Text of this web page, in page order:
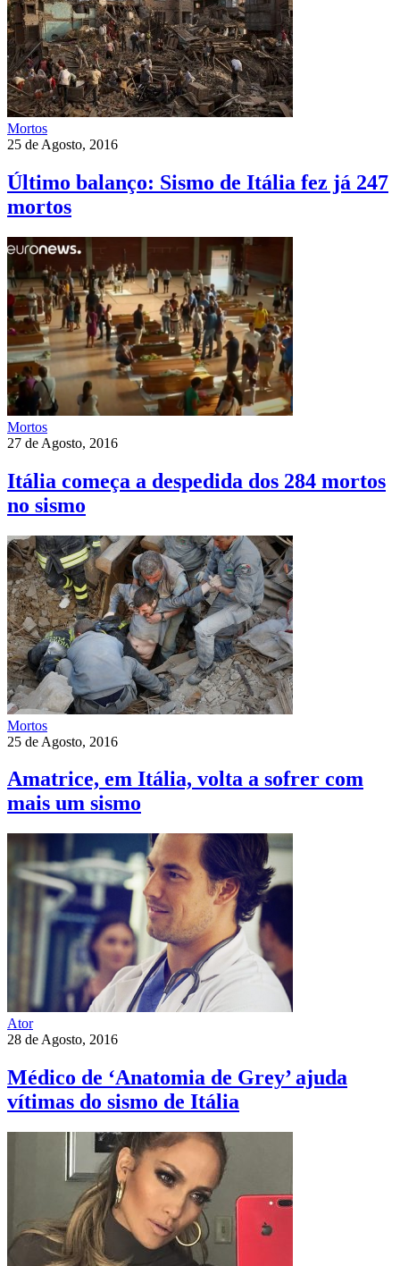
Mortos
25 de Agosto, 2016
Último balanço: Sismo de Itália fez já 247
mortos
Mortos
27 de Agosto, 2016
Itália começa a despedida dos 284 mortos
no sismo
Mortos
25 de Agosto, 2016
Amatrice, em Itália, volta a sofrer com
mais um sismo
Ator
28 de Agosto, 2016
Médico de ‘Anatomia de Grey’ ajuda
vítimas do sismo de Itália